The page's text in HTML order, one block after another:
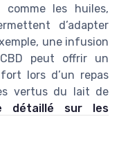
comme les huiles,
d’adapter
une infusion
peut offrir un
lors d’un repas
vertus du lait de
détaillé sur les